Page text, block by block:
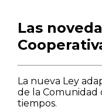
Las
La nueva Ley
de la Comunidad
tiempos.